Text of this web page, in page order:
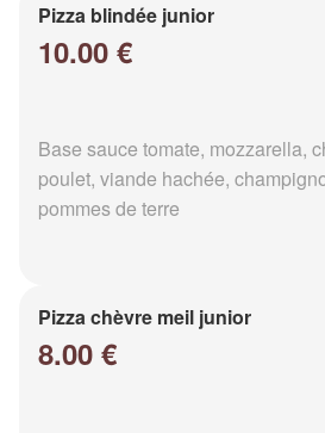
Pizza blindée junior
10.00 €
Base sauce tomate, mozzarella,
poulet, viande hachée,
pommes de terre
Pizza chèvre meil junior
8.00 €